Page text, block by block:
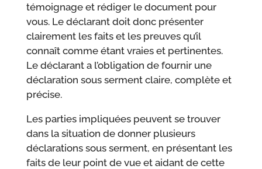
témoignage et rédiger le document pour
vous. Le déclarant doit donc présenter
clairement les faits et les preuves qu’il
connaît comme étant vraies et pertinentes.
Le déclarant a l’obligation de fournir une
déclaration sous serment claire, complète et
précise.
Les parties impliquées peuvent se trouver
dans la situation de donner plusieurs
déclarations sous serment, en présentant les
faits de leur point de vue et aidant de cette